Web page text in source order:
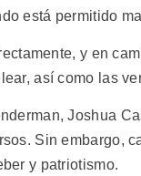
está permitido
y en
así como las
Joshua
Sin embargo,
y patriotismo.